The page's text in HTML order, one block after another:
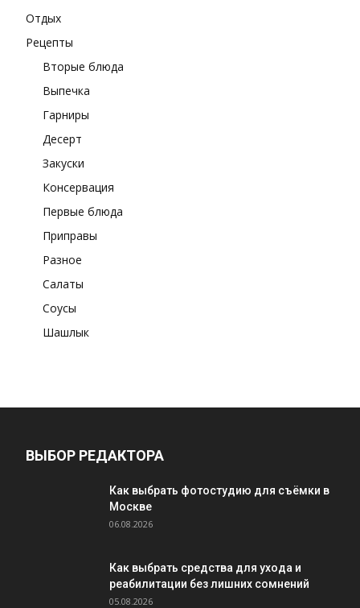
Отдых
Рецепты
Вторые блюда
Выпечка
Гарниры
Десерт
Закуски
Консервация
Первые блюда
Приправы
Разное
Салаты
Соусы
Шашлык
ВЫБОР РЕДАКТОРА
Как выбрать фотостудию для съёмки в
Москве
06.08.2026
Как выбрать средства для ухода и
реабилитации без лишних сомнений
05.08.2026